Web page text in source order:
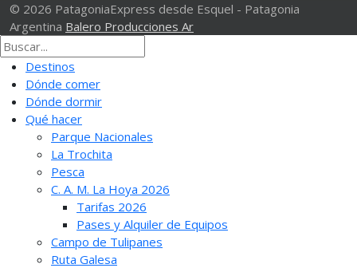
© 2026 PatagoniaExpress desde Esquel - Patagonia
Argentina Balero Producciones Ar
Destinos
Dónde comer
Dónde dormir
Qué hacer
Parque Nacionales
La Trochita
Pesca
C. A. M. La Hoya 2026
Tarifas 2026
Pases y Alquiler de Equipos
Campo de Tulipanes
Ruta Galesa